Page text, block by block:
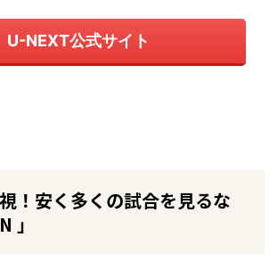
U-NEXT公式サイト
！安く多くの試合を見るな
」